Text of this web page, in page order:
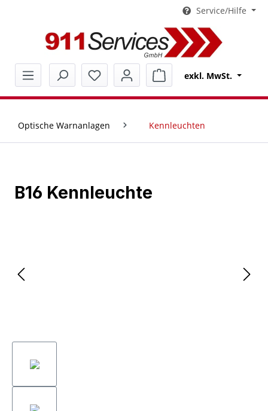
Service/Hilfe
Warenkorb enthält 0
exkl. MwSt.
Optische Warnanlagen Kennleuchten
B16 Kennleuchte